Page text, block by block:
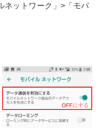
ネットワーク」>「モバ